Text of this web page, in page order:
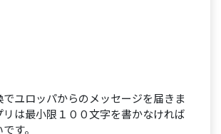
ユロッパからのメッセージを届きま
リは最小限１００文字を書かなければ
す。